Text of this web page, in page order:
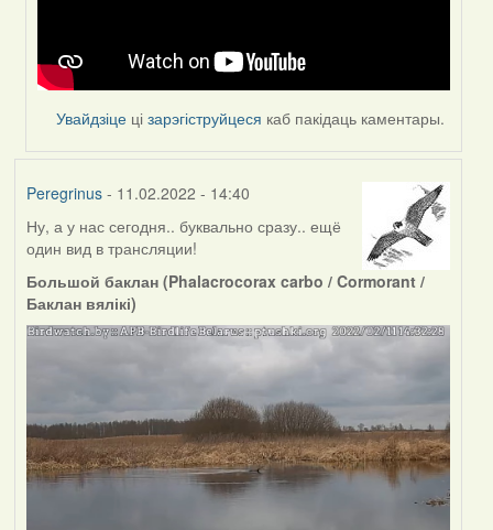
Увайдзіце цізарэгіструйцеся каб пакідаць каментары.
Peregrinus- 11.02.2022 - 14:40
Ну, а у нас сегодня.. буквально сразу.. ещё
один вид в трансляции!
Большой баклан (Phalacrocorax carbo / Cormorant /
Баклан вялікі)